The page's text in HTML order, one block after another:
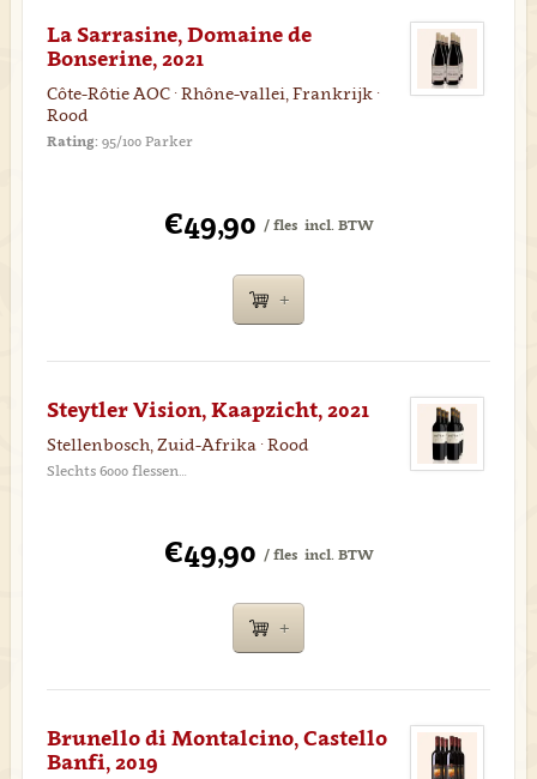
La Sarrasine, Domaine de
Bonserine, 2021
Côte-Rôtie AOC · Rhône-vallei, Frankrijk ·
Rood
Rating: 95/100 Parker
€49,90 / fles incl. BTW
Steytler Vision, Kaapzicht, 2021
Stellenbosch, Zuid-Afrika · Rood
Slechts 6000 flessen…
€49,90 / fles incl. BTW
Brunello di Montalcino, Castello
Banfi, 2019